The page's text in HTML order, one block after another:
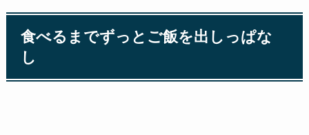
食べるまでずっとご飯を出しっぱな
し